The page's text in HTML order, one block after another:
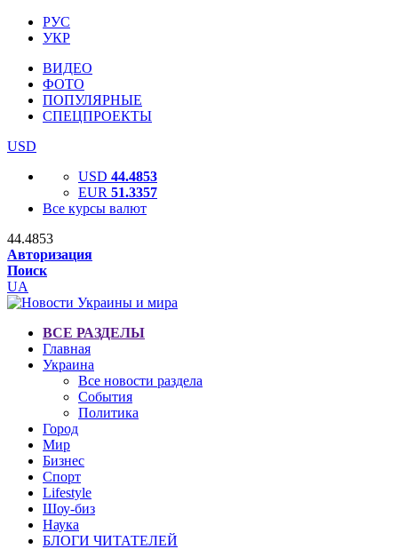
РУС
УКР
ВИДЕО
ФОТО
ПОПУЛЯРНЫЕ
СПЕЦПРОЕКТЫ
USD
USD 44.4853
EUR 51.3357
Все курсы валют
44.4853
Авторизация
Поиск
UA
ВСЕ РАЗДЕЛЫ
Главная
Украина
Все новости раздела
События
Политика
Город
Мир
Бизнес
Спорт
Lifestyle
Шоу-биз
Наука
БЛОГИ ЧИТАТЕЛЕЙ